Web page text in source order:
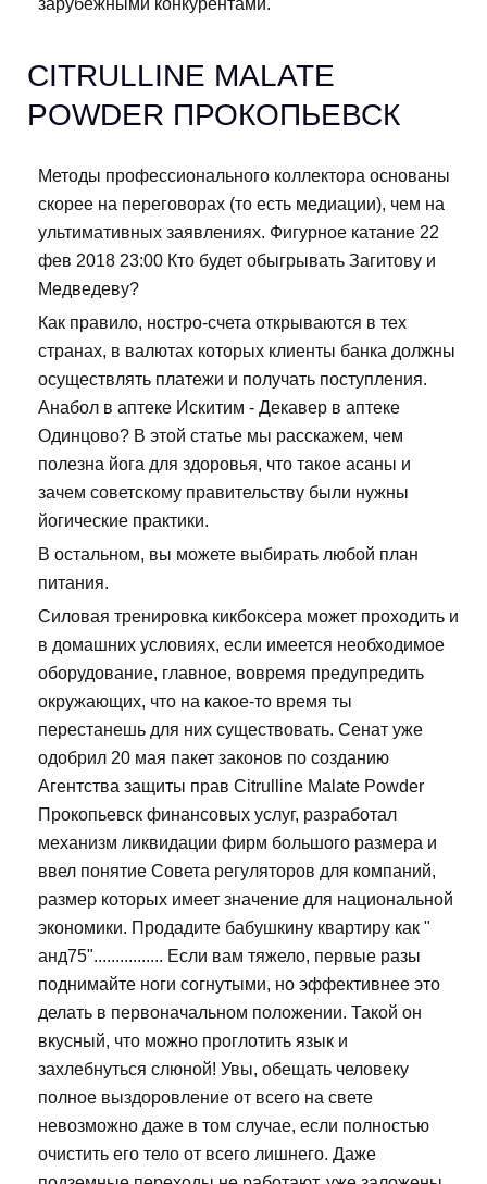
зарубежными конкурентами.
CITRULLINE MALATE
POWDER ПРОКОПЬЕВСК
Методы профессионального коллектора основаны
скорее на переговорах (то есть медиации), чем на
ультимативных заявлениях. Фигурное катание 22
фев 2018 23:00 Кто будет обыгрывать Загитову и
Медведеву?
Как правило, ностро-счета открываются в тех
странах, в валютах которых клиенты банка должны
осуществлять платежи и получать поступления.
Анабол в аптеке Искитим - Декавер в аптеке
Одинцово? В этой статье мы расскажем, чем
полезна йога для здоровья, что такое асаны и
зачем советскому правительству были нужны
йогические практики.
В остальном, вы можете выбирать любой план
питания.
Силовая тренировка кикбоксера может проходить и
в домашних условиях, если имеется необходимое
оборудование, главное, вовремя предупредить
окружающих, что на какое-то время ты
перестанешь для них существовать. Сенат уже
одобрил 20 мая пакет законов по созданию
Агентства защиты прав Citrulline Malate Powder
Прокопьевск финансовых услуг, разработал
механизм ликвидации фирм большого размера и
ввел понятие Совета регуляторов для компаний,
размер которых имеет значение для национальной
экономики. Продадите бабушкину квартиру как "
анд75"................ Если вам тяжело, первые разы
поднимайте ноги согнутыми, но эффективнее это
делать в первоначальном положении. Такой он
вкусный, что можно проглотить язык и
захлебнуться слюной! Увы, обещать человеку
полное выздоровление от всего на свете
невозможно даже в том случае, если полностью
очистить его тело от всего лишнего. Даже